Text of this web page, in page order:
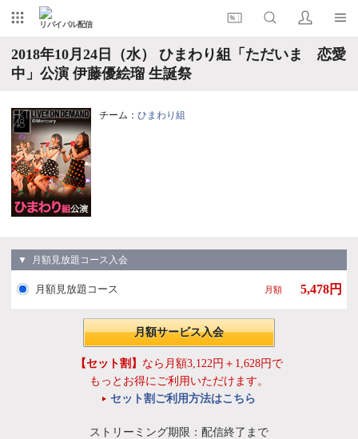
リバイバル配信
2018年10月24日（水） ひまわり組「ただいま 恋愛
中」公演 伊藤優絵瑠 生誕祭
チーム： ひまわり組
▼ 月額見放題コース入会
月額見放題コース 月額 5,478円
月額サービス入会
【セット割】 なら月額3,122円＋1,628円で
もっとお得にご利用いただけます。
セット割ご利用方法はこちら
ストリーミング期限：配信終了まで